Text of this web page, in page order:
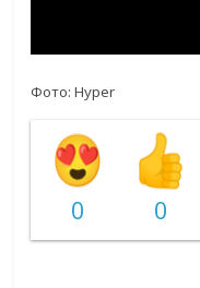
Фото: Hyper
0 0